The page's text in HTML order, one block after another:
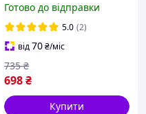
to PCI-E (M Key & B+M Key)
10Gbps
Готово до відправки
5.0 (2)
від70₴/міс
698₴
735 ₴
Купити